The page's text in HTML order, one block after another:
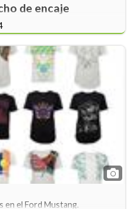
de encaje
en el Ford Mustang.